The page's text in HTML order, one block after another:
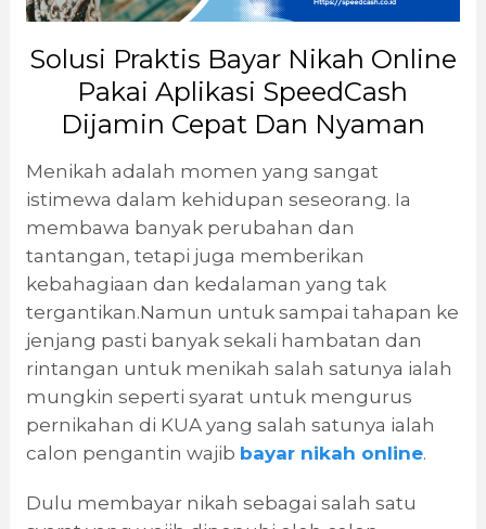
Solusi Praktis Bayar Nikah Online
Pakai Aplikasi SpeedCash
Dijamin Cepat Dan Nyaman
Menikah adalah momen yang sangat
istimewa dalam kehidupan seseorang. Ia
membawa banyak perubahan dan
tantangan, tetapi juga memberikan
kebahagiaan dan kedalaman yang tak
tergantikan.Namun untuk sampai tahapan ke
jenjang pasti banyak sekali hambatan dan
rintangan untuk menikah salah satunya ialah
mungkin seperti syarat untuk mengurus
pernikahan di KUA yang salah satunya ialah
calon pengantin wajib bayar nikah online.
Dulu membayar nikah sebagai salah satu